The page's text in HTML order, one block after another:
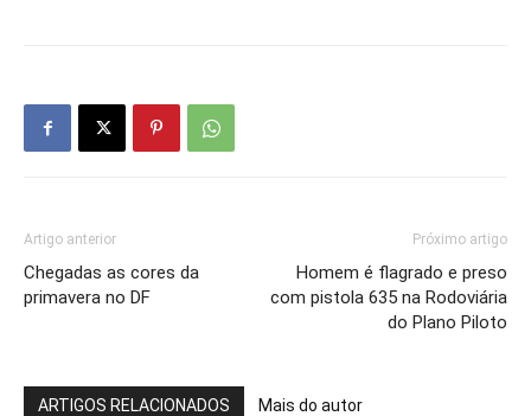
Artigo anterior
Chegadas as cores da
primavera no DF
Próximo artigo
Homem é flagrado e preso
com pistola 635 na Rodoviária
do Plano Piloto
ARTIGOS RELACIONADOS Mais do autor